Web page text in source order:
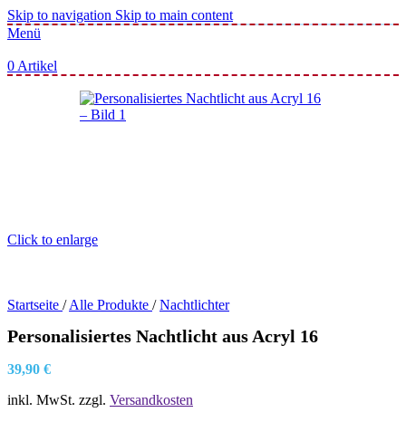
Skip to navigation Skip to main content
Menü
0 Artikel
Click to enlarge
Startseite / Alle Produkte / Nachtlichter
Personalisiertes Nachtlicht aus Acryl 16
39,90 €
inkl. MwSt. zzgl. Versandkosten